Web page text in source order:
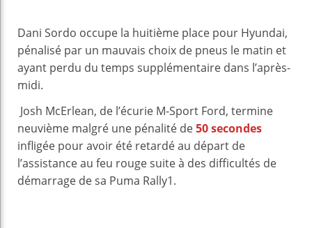
Dani Sordo occupe la huitième place pour Hyundai,
pénalisé par un mauvais choix de pneus le matin et
ayant perdu du temps supplémentaire dans l’après-
midi.
Josh McErlean, de l’écurie M-Sport Ford, termine
neuvième malgré une pénalité de50 secondes
infligée pour avoir été retardé au départ de
l’assistance au feu rouge suite à des difficultés de
démarrage de sa Puma Rally1.